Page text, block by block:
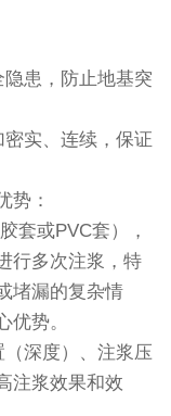
患，防止地基突
实、连续，保证
势：
套或PVC套），
行多次注浆，特
堵漏的复杂情
优势。
深度）、注浆压
注浆效果和效